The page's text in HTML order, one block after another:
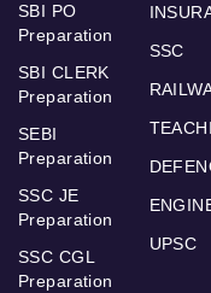
SBI PO
Preparation
SBI CLERK
Preparation
SEBI
Preparation
SSC JE
Preparation
SSC CGL
Preparation
SSC
UPSC